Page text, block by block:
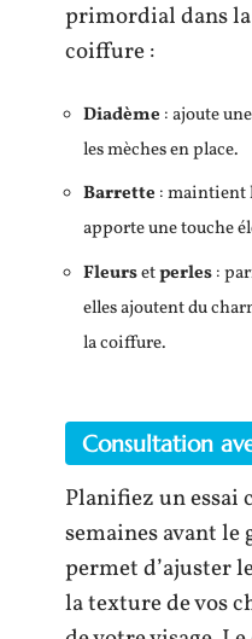
primordial dans
coiffure :
Diadème : ajoute
les mèches en place.
Barrette : maintient
apporte une touche
Fleursetperles:
elles ajoutent du
la coiffure.
Consultation
Planifiez un essai
semaines avant le
permet d’ajuster
la texture de vos